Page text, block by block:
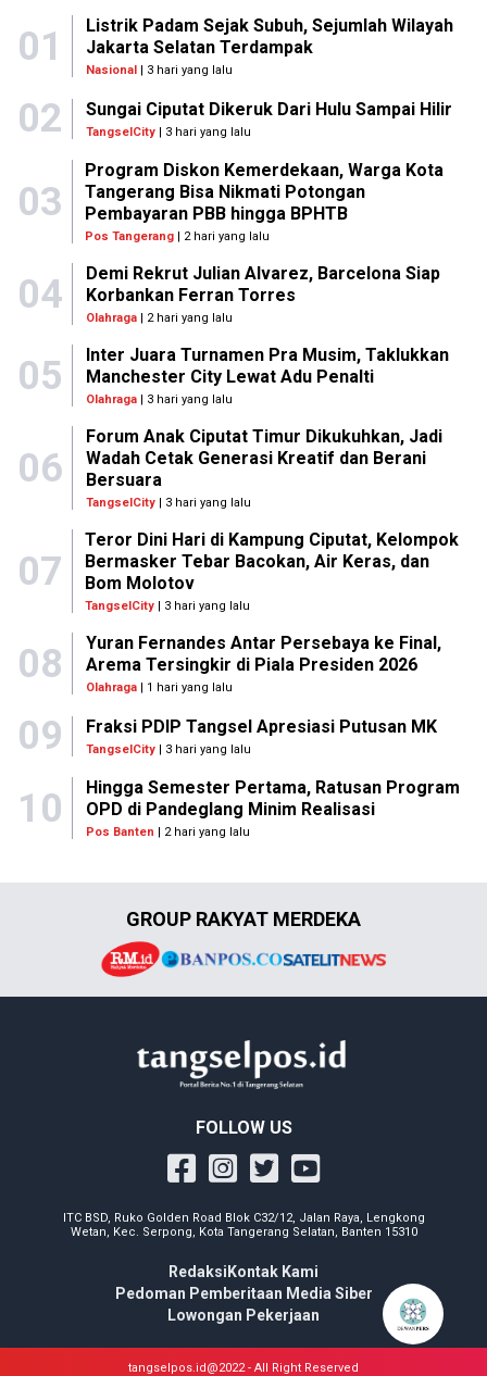
01
Listrik Padam Sejak Subuh, Sejumlah Wilayah
Jakarta Selatan Terdampak
Nasional| 3 hari yang lalu
02 Sungai Ciputat Dikeruk Dari Hulu Sampai Hilir
TangselCity | 3 hari yang lalu
03
Program Diskon Kemerdekaan, Warga Kota
Tangerang Bisa Nikmati Potongan
Pembayaran PBB hingga BPHTB
Pos Tangerang | 2 hari yang lalu
04
Demi Rekrut Julian Alvarez, Barcelona Siap
Korbankan Ferran Torres
Olahraga| 2 hari yang lalu
05
Inter Juara Turnamen Pra Musim, Taklukkan
Manchester City Lewat Adu Penalti
Olahraga| 3 hari yang lalu
06
Forum Anak Ciputat Timur Dikukuhkan, Jadi
Wadah Cetak Generasi Kreatif dan Berani
Bersuara
TangselCity| 3 hari yang lalu
07
Teror Dini Hari di Kampung Ciputat, Kelompok
Bermasker Tebar Bacokan, Air Keras, dan
Bom Molotov
TangselCity | 3 hari yang lalu
08
Yuran Fernandes Antar Persebaya ke Final,
Arema Tersingkir di Piala Presiden 2026
Olahraga| 1 hari yang lalu
09 Fraksi PDIP Tangsel Apresiasi Putusan MK
TangselCity | 3 hari yang lalu
10
Hingga Semester Pertama, Ratusan Program
OPD di Pandeglang Minim Realisasi
Pos Banten | 2 hari yang lalu
GROUP RAKYAT MERDEKA
FOLLOW US
ITC BSD, Ruko Golden Road Blok C32/12, Jalan Raya, Lengkong
Wetan, Kec. Serpong, Kota Tangerang Selatan, Banten 15310
Redaksi Kontak Kami
Pedoman Pemberitaan Media Siber
Lowongan Pekerjaan
tangselpos.id@2022 - All Right Reserved